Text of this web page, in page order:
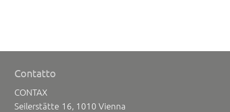
Contatto
CONTAX
Seilerstätte 16, 1010 Vienna